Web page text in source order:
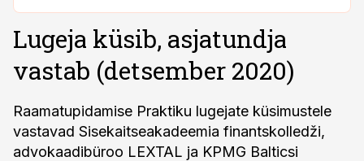
Lugeja küsib, asjatundja
vastab (detsember 2020)
Raamatupidamise Praktiku lugejate küsimustele
vastavad Sisekaitseakadeemia finantskolledži,
advokaadibüroo LEXTAL ja KPMG Balticsi